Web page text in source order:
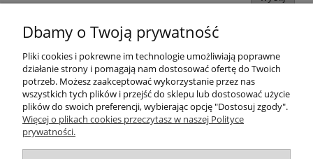
Pomoc
Moje konto
Dbamy o Twoją prywatność
Pliki cookies i pokrewne im technologie umożliwiają poprawne
działanie strony i pomagają nam dostosować ofertę do Twoich
potrzeb. Możesz zaakceptować wykorzystanie przez nas
wszystkich tych plików i przejść do sklepu lub dostosować użycie
plików do swoich preferencji, wybierając opcję "Dostosuj zgody".
Więcej o plikach cookies przeczytasz w naszej Polityce
prywatności.